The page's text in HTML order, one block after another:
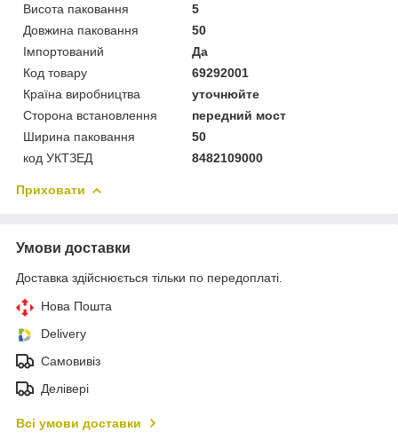
Висота паковання
5
Довжина паковання
50
Імпортований
Да
Код товару
69292001
Країна виробництва
уточнюйте
Сторона встановлення
передний мост
Ширина паковання
50
код УКТЗЕД
8482109000
Приховати
Умови доставки
Доставка здійснюється тільки по передоплаті.
Нова Пошта
Delivery
Самовивіз
Делівері
Всі умови доставки